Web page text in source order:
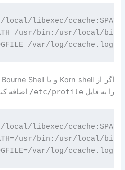
local/libexec/ccache:$PATH
/usr/bin:/usr/local/bin
را به فایل /etc/profile اضافه
local/libexec/ccache:$PATH
usr/bin:/usr/local/bin